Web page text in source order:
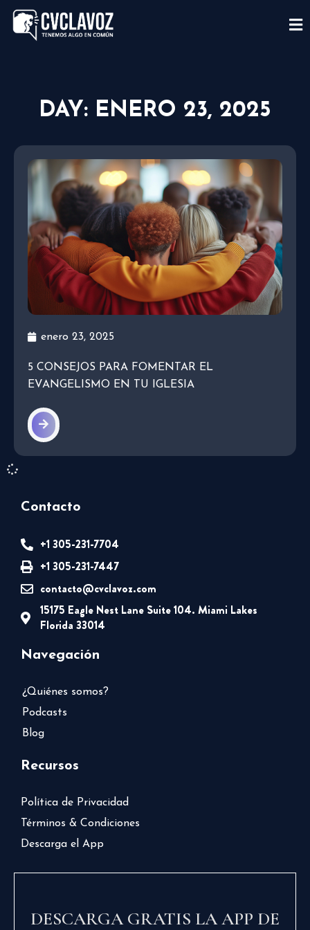
DAY: ENERO 23, 2025
enero 23, 2025
5 CONSEJOS PARA FOMENTAR EL
EVANGELISMO EN TU IGLESIA
Contacto
+1 305-231-7704
+1 305-231-7447
contacto@cvclavoz.com
15175 Eagle Nest Lane Suite 104. Miami Lakes
Florida 33014
Navegación
¿Quiénes somos?
Podcasts
Blog
Recursos
Política de Privacidad
Términos & Condiciones
Descarga el App
DESCARGA GRATIS LA APP DE